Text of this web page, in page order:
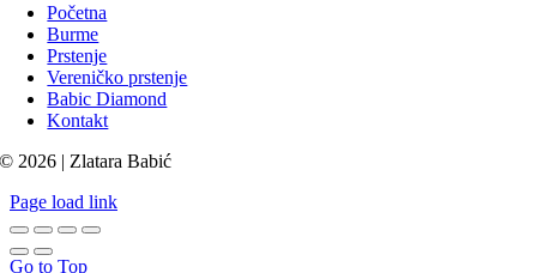
Početna
Burme
Prstenje
Vereničko prstenje
Babic Diamond
Kontakt
© 2026 | Zlatara Babić
Page load link
Go to Top